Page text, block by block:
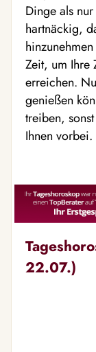
Dinge als
hartnäckig,
Zeit, um Ihre
erreichen.
genießen
treiben,
Ihnen vorbei.
22.07.)